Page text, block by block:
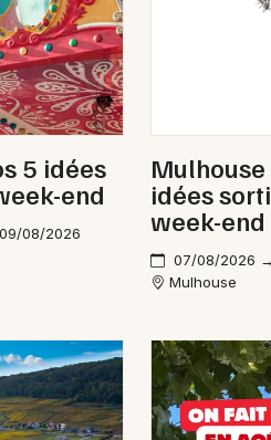
5 idées
end
08/2026
Mulhouse
idées
week-end
07/08/2026
Mulhouse